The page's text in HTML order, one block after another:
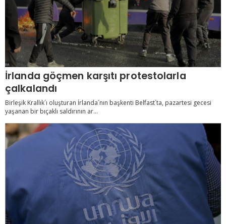
İrlanda göçmen karşıtı protestolarla
çalkalandı
Birleşik Krallık´ı oluşturan İrlanda´nın başkenti Belfast´ta, pazartesi gecesi
yaşanan bir bıçaklı saldırının ar...